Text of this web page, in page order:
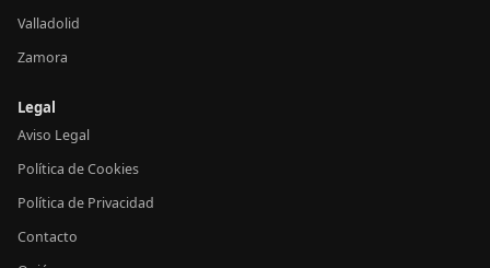
Valladolid
Zamora
Legal
Aviso Legal
Política de Cookies
Política de Privacidad
Contacto